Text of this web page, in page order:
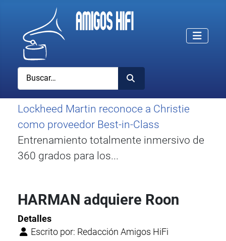
Buscar
Lockheed Martin reconoce a Christie
como proveedor Best-in-Class
Entrenamiento totalmente inmersivo de
360 grados para los...
HARMAN adquiere Roon
Detalles
Escrito por: Redacción Amigos HiFi